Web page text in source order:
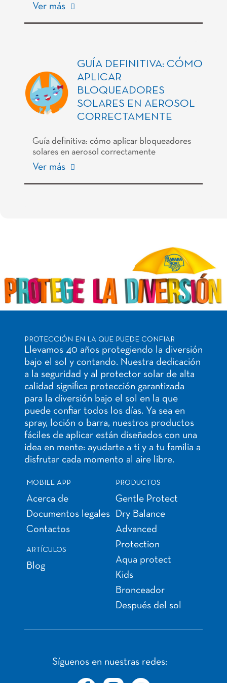
Ver más
GUÍA DEFINITIVA: CÓMO
APLICAR
BLOQUEADORES
SOLARES EN AEROSOL
CORRECTAMENTE
Guía definitiva: cómo aplicar bloqueadores
solares en aerosol correctamente
Ver más
PROTECCIÓN EN LA QUE PUEDE CONFIAR
Llevamos 40 años protegiendo la diversión
bajo el sol y contando. Nuestra dedicación
a la seguridad y al protector solar de alta
calidad significa protección garantizada
para la diversión bajo el sol en la que
puede confiar todos los días. Ya sea en
spray, loción o barra, nuestros productos
fáciles de aplicar están diseñados con una
idea en mente: ayudarte a ti y a tu familia a
disfrutar cada momento al aire libre.
MOBILE APP
Acerca de
Documentos legales
Contactos
ARTÍCULOS
Blog
PRODUCTOS
Gentle Protect
Dry Balance
Advanced
Protection
Aqua protect
Kids
Bronceador
Después del sol
Síguenos en nuestras redes: